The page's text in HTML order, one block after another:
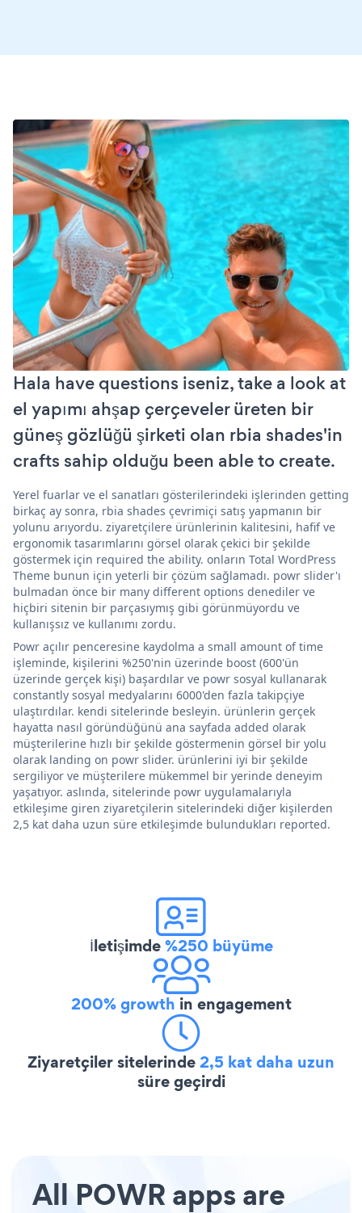
Hala have questions iseniz, take a look at
el yapımı ahşap çerçeveler üreten bir
güneş gözlüğü şirketi olan rbia shades'in
crafts sahip olduğu been able to create.
Yerel fuarlar ve el sanatları gösterilerindeki işlerinden getting
birkaç ay sonra, rbia shades çevrimiçi satış yapmanın bir
yolunu arıyordu. ziyaretçilere ürünlerinin kalitesini, hafif ve
ergonomik tasarımlarını görsel olarak çekici bir şekilde
göstermek için required the ability. onların Total WordPress
Theme bunun için yeterli bir çözüm sağlamadı. powr slider'ı
bulmadan önce bir many different options denediler ve
hiçbiri sitenin bir parçasıymış gibi görünmüyordu ve
kullanışsız ve kullanımı zordu.
Powr açılır penceresine kaydolma a small amount of time
işleminde, kişilerini %250'nin üzerinde boost (600'ün
üzerinde gerçek kişi) başardılar ve powr sosyal kullanarak
constantly sosyal medyalarını 6000'den fazla takipçiye
ulaştırdılar. kendi sitelerinde besleyin. ürünlerin gerçek
hayatta nasıl göründüğünü ana sayfada added olarak
müşterilerine hızlı bir şekilde göstermenin görsel bir yolu
olarak landing on powr slider. ürünlerini iyi bir şekilde
sergiliyor ve müşterilere mükemmel bir yerinde deneyim
yaşatıyor. aslında, sitelerinde powr uygulamalarıyla
etkileşime giren ziyaretçilerin sitelerindeki diğer kişilerden
2,5 kat daha uzun süre etkileşimde bulundukları reported.
İletişimde%250 büyüme
200% growth in engagement
Ziyaretçiler sitelerinde2,5 kat daha uzun
süre geçirdi
All POWR apps are